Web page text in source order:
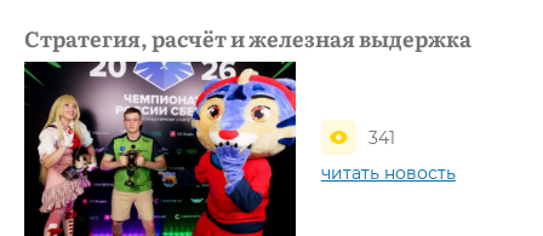
Стратегия, расчёт и железная выдержка
341
читать новость